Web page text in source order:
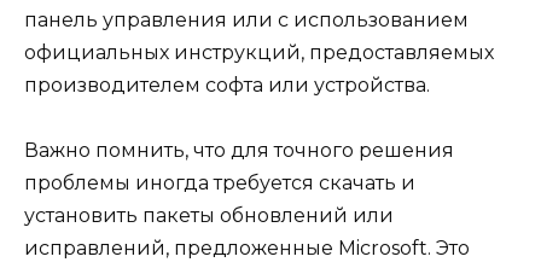
панель управления или с использованием
официальных инструкций, предоставляемых
производителем софта или устройства.
Важно помнить, что для точного решения
проблемы иногда требуется скачать и
установить пакеты обновлений или
исправлений, предложенные Microsoft. Это